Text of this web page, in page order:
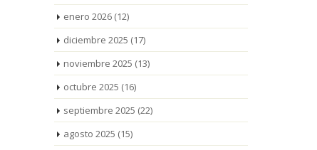
enero 2026(12)
diciembre 2025 (17)
noviembre 2025 (13)
octubre 2025 (16)
septiembre 2025 (22)
agosto 2025 (15)